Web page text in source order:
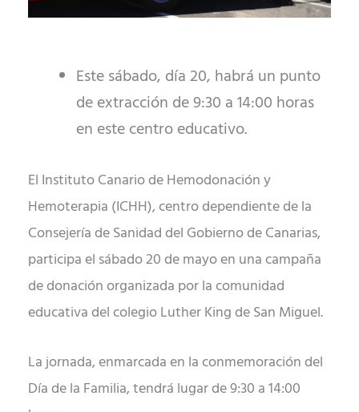
Este sábado, día 20, habrá un punto
de extracción de 9:30 a 14:00 horas
en este centro educativo.
El Instituto Canario de Hemodonación y
Hemoterapia (ICHH), centro dependiente de la
Consejería de Sanidad del Gobierno de Canarias,
participa el sábado 20 de mayo en una campaña
de donación organizada por la comunidad
educativa del colegio Luther King de San Miguel.
La jornada, enmarcada en la conmemoración del
Día de la Familia, tendrá lugar de 9:30 a 14:00